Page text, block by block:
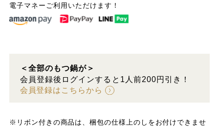
電子マネーご利用いただけます！
＜全部のもつ鍋が＞
会員登録後ログインすると1人前200円引き！
会員登録はこちらから
※リボン付きの商品は、梱包の仕様上のしをお付けできませ